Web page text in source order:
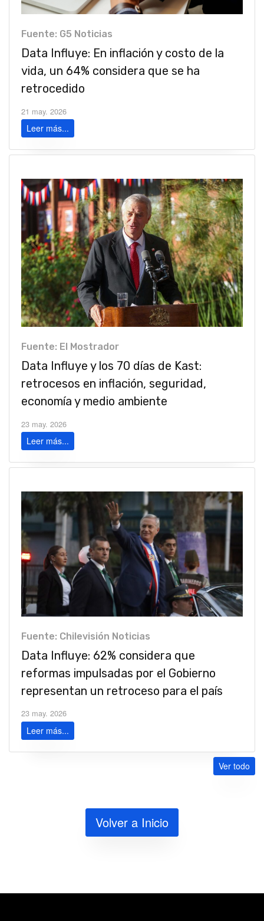
Fuente: G5 Noticias
Data Influye: En inflación y costo de la
vida, un 64% considera que se ha
retrocedido
21 may. 2026
Leer más...
Fuente: El Mostrador
Data Influye y los 70 días de Kast:
retrocesos en inflación, seguridad,
economía y medio ambiente
23 may. 2026
Leer más...
Fuente: Chilevisión Noticias
Data Influye: 62% considera que
reformas impulsadas por el Gobierno
representan un retroceso para el país
23 may. 2026
Leer más...
Ver todo
Volver a Inicio